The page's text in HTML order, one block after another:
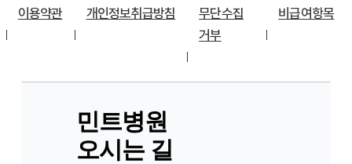
이용약관 개인정보취급방침
무단수집
거부
비급여항목
민트병원
오시는 길